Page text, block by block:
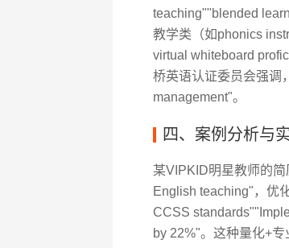
teaching""blended
教学类（如phonics
virtual whiteboard
桥英语认证委员会强调
management"。
四、案例分析与
某VIPKID明星教师的
English teaching"，优
CCSS
by 22%"。这种量化+专